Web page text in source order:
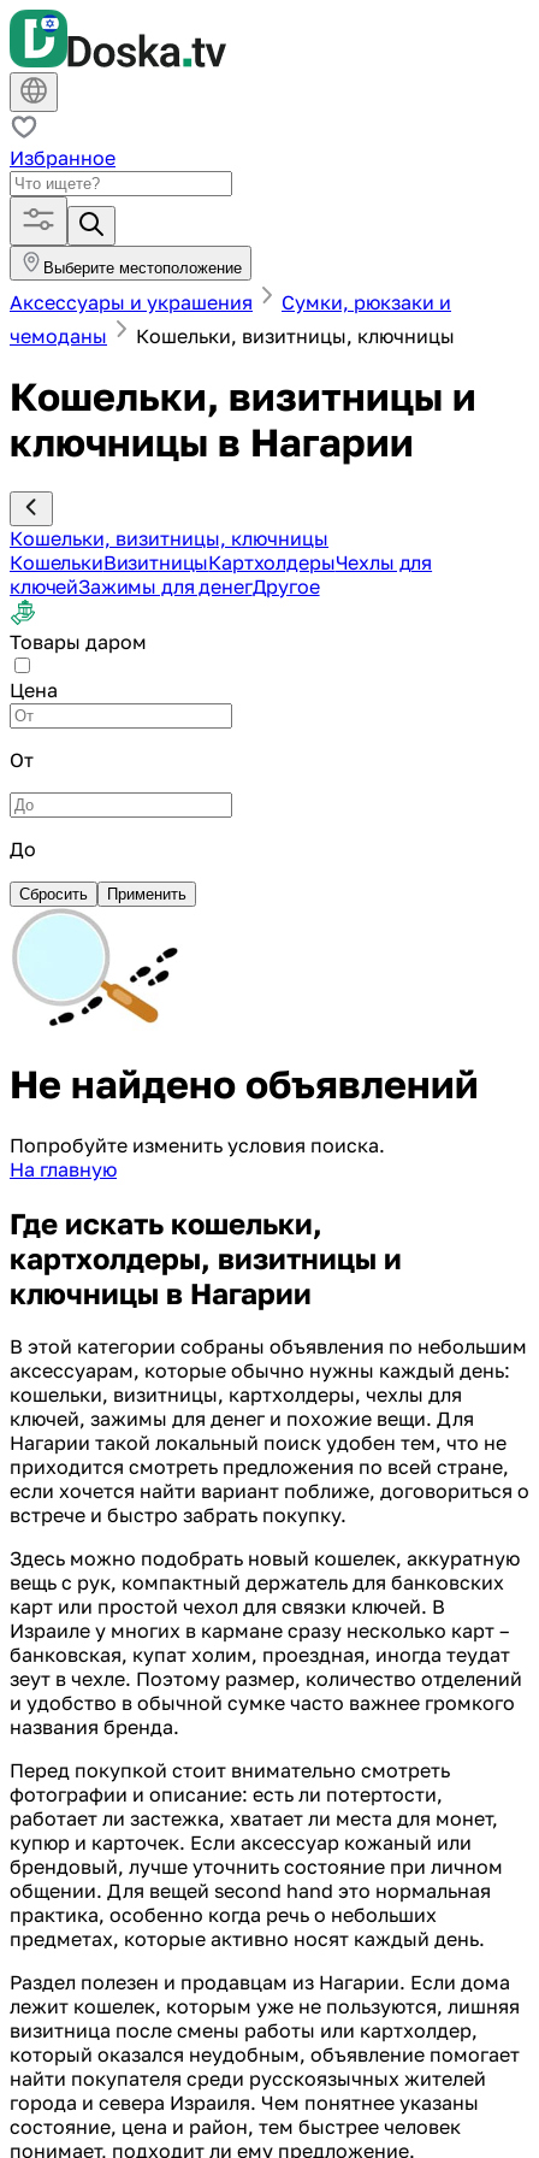
Избранное
Выберите местоположение
Аксессуары и украшения
Сумки, рюкзаки и
чемоданы
Кошельки, визитницы, ключницы
Кошельки, визитницы и
ключницы в Нагарии
Кошельки, визитницы, ключницы
КошелькиВизитницыКартхолдерыЧехлы для
ключейЗажимы для денегДругое
Товары даром
Цена
От
До
Сбросить Применить
Не найдено объявлений
Попробуйте изменить условия поиска.
На главную
Где искать кошельки,
картхолдеры, визитницы и
ключницы в Нагарии
В этой категории собраны объявления по небольшим
аксессуарам, которые обычно нужны каждый день:
кошельки, визитницы, картхолдеры, чехлы для
ключей, зажимы для денег и похожие вещи. Для
Нагарии такой локальный поиск удобен тем, что не
приходится смотреть предложения по всей стране,
если хочется найти вариант поближе, договориться о
встрече и быстро забрать покупку.
Здесь можно подобрать новый кошелек, аккуратную
вещь с рук, компактный держатель для банковских
карт или простой чехол для связки ключей. В
Израиле у многих в кармане сразу несколько карт –
банковская, купат холим, проездная, иногда теудат
зеут в чехле. Поэтому размер, количество отделений
и удобство в обычной сумке часто важнее громкого
названия бренда.
Перед покупкой стоит внимательно смотреть
фотографии и описание: есть ли потертости,
работает ли застежка, хватает ли места для монет,
купюр и карточек. Если аксессуар кожаный или
брендовый, лучше уточнить состояние при личном
общении. Для вещей second hand это нормальная
практика, особенно когда речь о небольших
предметах, которые активно носят каждый день.
Раздел полезен и продавцам из Нагарии. Если дома
лежит кошелек, которым уже не пользуются, лишняя
визитница после смены работы или картхолдер,
который оказался неудобным, объявление помогает
найти покупателя среди русскоязычных жителей
города и севера Израиля. Чем понятнее указаны
состояние, цена и район, тем быстрее человек
понимает, подходит ли ему предложение.